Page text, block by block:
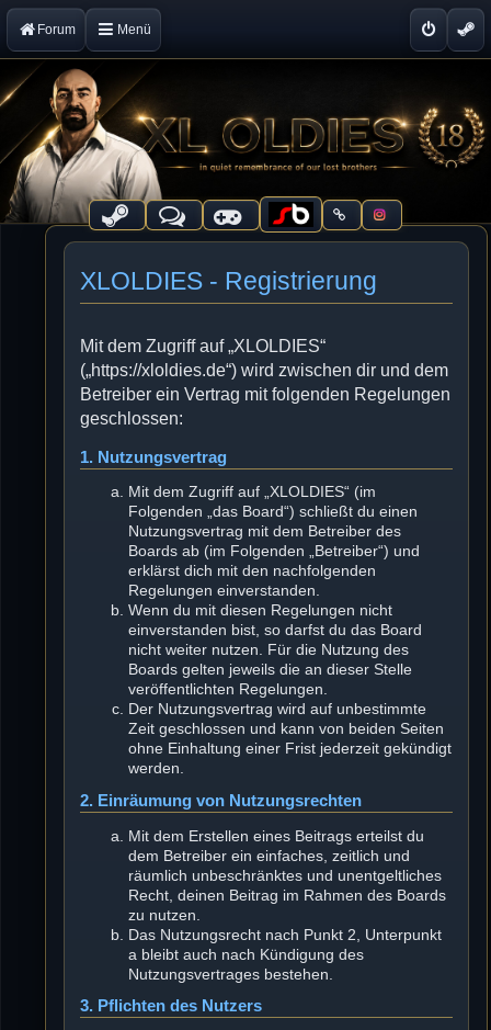
Forum Menü
XLOLDIES - Registrierung
Mit dem Zugriff auf „XLOLDIES“
(„https://xloldies.de“) wird zwischen dir und dem
Betreiber ein Vertrag mit folgenden Regelungen
geschlossen:
1. Nutzungsvertrag
Mit dem Zugriff auf „XLOLDIES“ (im
Folgenden „das Board“) schließt du einen
Nutzungsvertrag mit dem Betreiber des
Boards ab (im Folgenden „Betreiber“) und
erklärst dich mit den nachfolgenden
Regelungen einverstanden.
Wenn du mit diesen Regelungen nicht
einverstanden bist, so darfst du das Board
nicht weiter nutzen. Für die Nutzung des
Boards gelten jeweils die an dieser Stelle
veröffentlichten Regelungen.
Der Nutzungsvertrag wird auf unbestimmte
Zeit geschlossen und kann von beiden Seiten
ohne Einhaltung einer Frist jederzeit gekündigt
werden.
2. Einräumung von Nutzungsrechten
Mit dem Erstellen eines Beitrags erteilst du
dem Betreiber ein einfaches, zeitlich und
räumlich unbeschränktes und unentgeltliches
Recht, deinen Beitrag im Rahmen des Boards
zu nutzen.
Das Nutzungsrecht nach Punkt 2, Unterpunkt
a bleibt auch nach Kündigung des
Nutzungsvertrages bestehen.
3. Pflichten des Nutzers